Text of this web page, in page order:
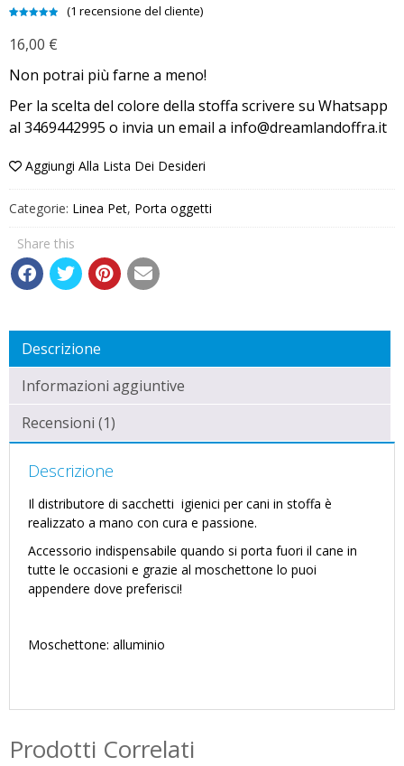
su base
di
(1 recensione del cliente)
16,00 €
Non potrai più farne a meno!
Per la scelta del colore della stoffa scrivere su Whatsapp
al 3469442995 o invia un email a info@dreamlandoffra.it
Aggiungi Alla Lista Dei Desideri
Categorie: Linea Pet, Porta oggetti
Share this
Descrizione
Informazioni aggiuntive
Recensioni (1)
Descrizione
Il distributore di sacchetti igienici per cani in stoffa è
realizzato a mano con cura e passione.
Accessorio indispensabile quando si porta fuori il cane in
tutte le occasioni e grazie al moschettone lo puoi
appendere dove preferisci!
Moschettone: alluminio
Prodotti Correlati